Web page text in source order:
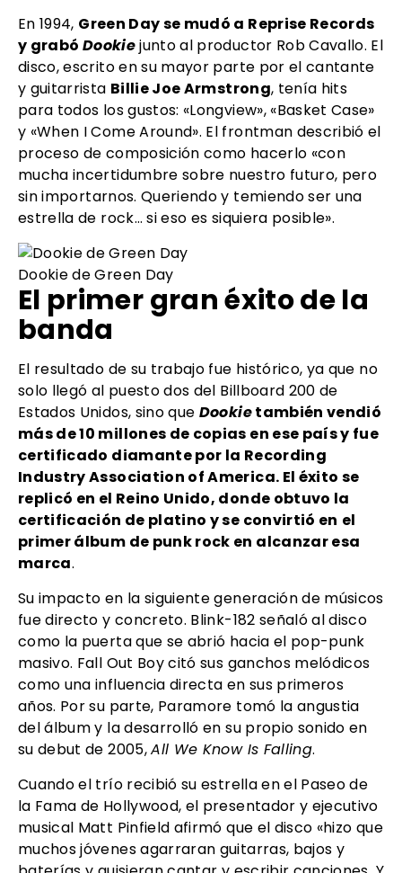
En 1994, Green Day se mudó a Reprise Records
y grabó Dookiejunto al productor Rob Cavallo. El
disco, escrito en su mayor parte por el cantante
y guitarrista Billie Joe Armstrong, tenía hits
para todos los gustos: «Longview», «Basket Case»
y «When I Come Around». El frontman describió el
proceso de composición como hacerlo «con
mucha incertidumbre sobre nuestro futuro, pero
sin importarnos. Queriendo y temiendo ser una
estrella de rock… si eso es siquiera posible».
Dookie de Green Day
El primer gran éxito de la
banda
El resultado de su trabajo fue histórico, ya que no
solo llegó al puesto dos del Billboard 200 de
Estados Unidos, sino que Dookietambién vendió
más de 10 millones de copias en ese país y fue
certificado diamante por la Recording
Industry Association of America. El éxito se
replicó en el Reino Unido, donde obtuvo la
certificación de platino y se convirtió en el
primer álbum de punk rock en alcanzar esa
marca.
Su impacto en la siguiente generación de músicos
fue directo y concreto. Blink-182 señaló al disco
como la puerta que se abrió hacia el pop-punk
masivo. Fall Out Boy citó sus ganchos melódicos
como una influencia directa en sus primeros
años. Por su parte, Paramore tomó la angustia
del álbum y la desarrolló en su propio sonido en
su debut de 2005,All We Know Is Falling.
Cuando el trío recibió su estrella en el Paseo de
la Fama de Hollywood, el presentador y ejecutivo
musical Matt Pinfield afirmó que el disco «hizo que
muchos jóvenes agarraran guitarras, bajos y